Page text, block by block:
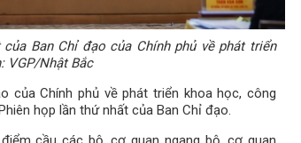
Ban Chỉ đạo của Chính phủ về phát triển
VGP/Nhật Bắc
của Chính phủ về phát triển khoa học, công
họp lần thứ nhất của Ban Chỉ đạo.